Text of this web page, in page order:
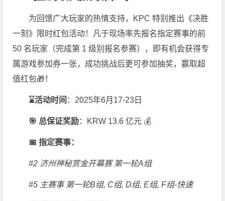
为回馈广大玩家的热情支持，KPC 特别推出《决胜
一刻》限时红包活动！凡于现场率先报名指定赛事的前
50 名玩家（完成第 1 级别报名参赛），即有机会获得专
属游戏参加券一张，成功挑战后更可参加抽奖，赢取超
值红包🎁！
⌛️活动时间 ：2025年6月17-23日
🎯 总保证奖励：KRW 13.6 亿元 💰
📅 指定赛事：
#2 济州神秘赏金开幕赛 第一轮A组
#5 主赛事 第一轮B组, C组, D组, E组, F组-快速